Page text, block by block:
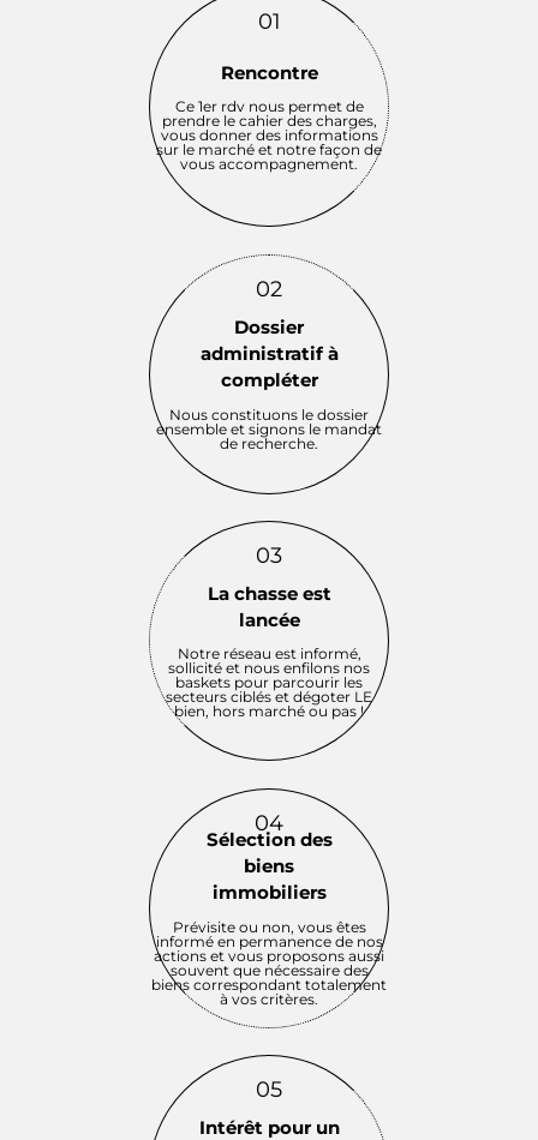
01
Rencontre
Ce 1er rdv nous permet de
prendre le cahier des charges,
vous donner des informations
sur le marché et notre façon de
vous accompagnement.
02
Dossier
administratif à
compléter
Nous constituons le dossier
ensemble et signons le mandat
de recherche.
03
La chasse est
lancée
Notre réseau est informé,
sollicité et nous enfilons nos
baskets pour parcourir les
secteurs ciblés et dégoter LE
bien, hors marché ou pas !
04
Sélection des
biens
immobiliers
Prévisite ou non, vous êtes
informé en permanence de nos
actions et vous proposons aussi
souvent que nécessaire des
biens correspondant totalement
à vos critères.
05
Intérêt pour un